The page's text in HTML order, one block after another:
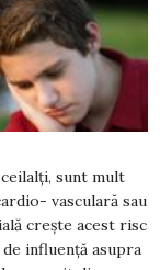
sunt mult
vasculară sau
creşte acest risc
influenţă asupra